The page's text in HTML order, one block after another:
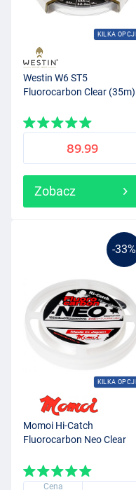
KILKA OPCJI
Westin W6 ST5
Fluorocarbon Clear (35m)
89.99
Zobacz
-33%
KILKA OPCJI
Momoi Hi-Catch
Fluorocarbon Neo Clear
Cena